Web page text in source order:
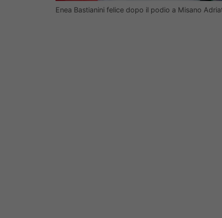
Enea Bastianini felice dopo il podio a Misano